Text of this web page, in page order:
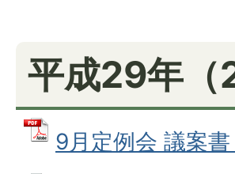
平成29年（
9月定例会 議案